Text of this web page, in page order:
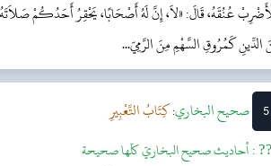
عُنُقَهُ، قَالَ: «لاَ، إِنَّ لَهُ أَصْحَابًا، يَحْقِرُ أَحَدُكُمْ
الدِّينِ كَمُرُوقِ السَّهْمِ مِنَ الرَّمِيّ...
5 ‌صحيح البخاري:كِتَابُ التَّعْبِيرِ
أحاديث صحيح البخاريّ كلّها صحيحة